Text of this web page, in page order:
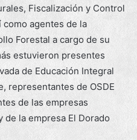
Fiscalización y Control
como agentes de la
Forestal a cargo de su
estuvieron presentes
de Educación Integral
representantes de OSDE
de las empresas
de la empresa El Dorado